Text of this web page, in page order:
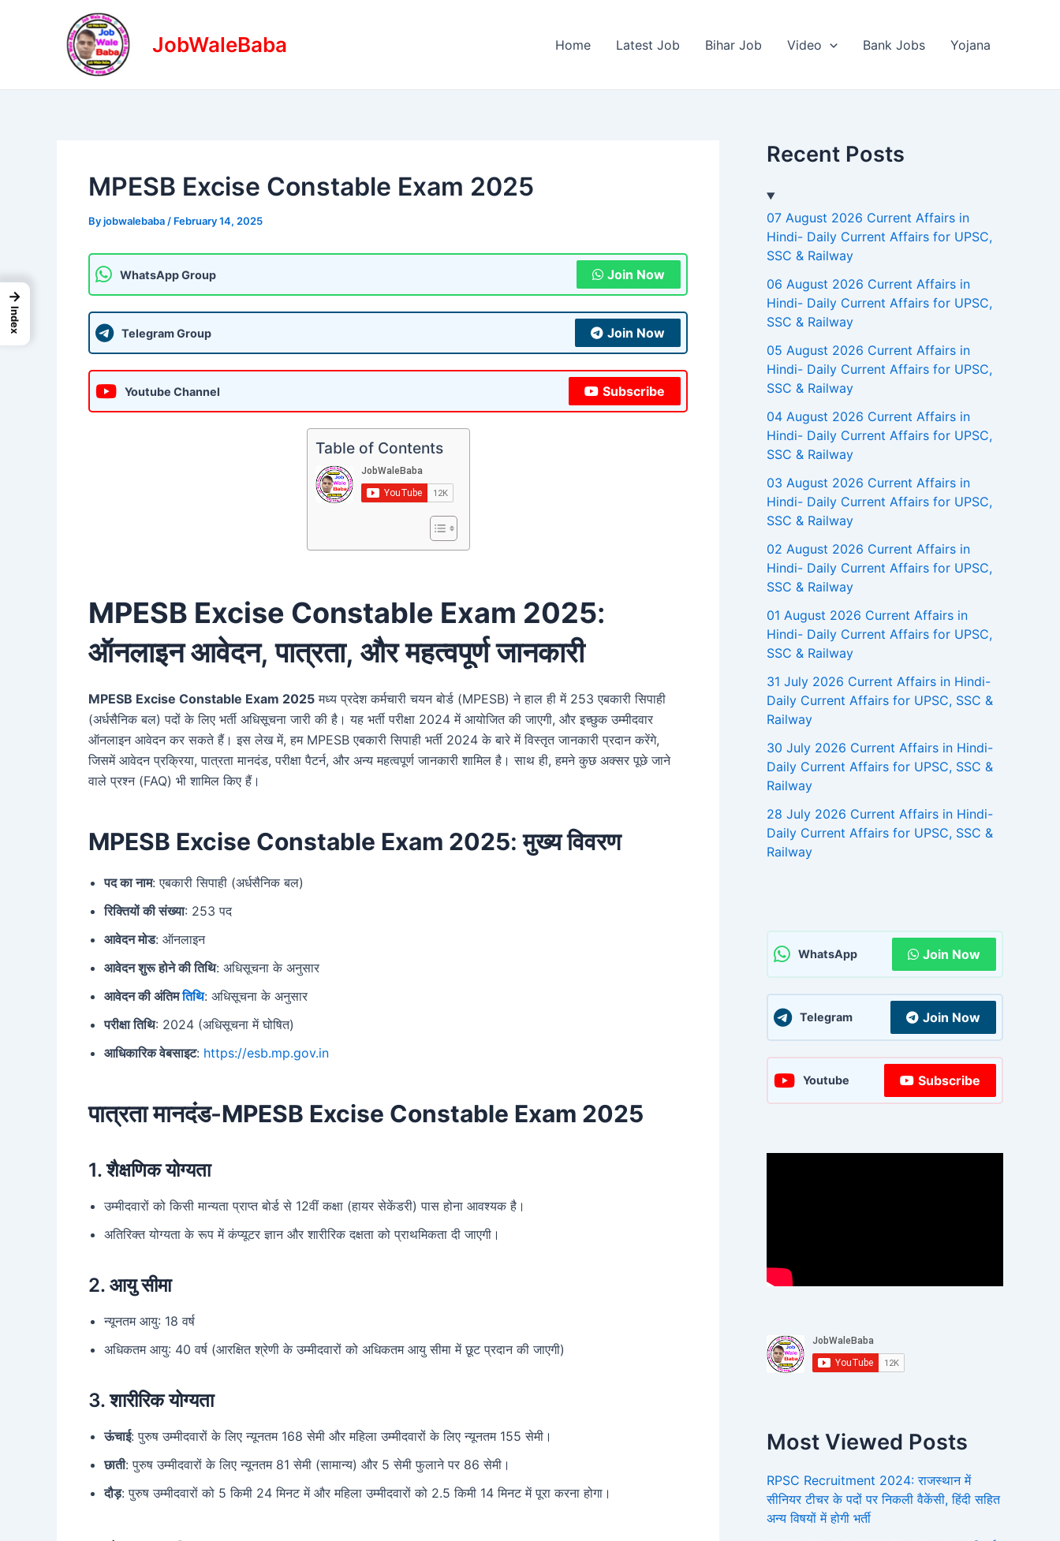
JobWaleBaba Home Latest Job Bihar Job Video Bank Jobs Yojana
MPESB Excise Constable Exam 2025
Byjobwalebaba / February 14, 2025
WhatsApp Group Join Now
Telegram Group Join Now
Youtube Channel Subscribe
Table of Contents
MPESB Excise Constable Exam 2025:
ऑनलाइन आवेदन, पात्रता, और महत्वपूर्ण जानकारी
MPESB Excise Constable Exam 2025 मध्य प्रदेश कर्मचारी चयन बोर्ड (MPESB) ने हाल ही में 253 एबकारी सिपाही
(अर्धसैनिक बल) पदों के लिए भर्ती अधिसूचना जारी की है। यह भर्ती परीक्षा 2024 में आयोजित की जाएगी, और इच्छुक उम्मीदवार
ऑनलाइन आवेदन कर सकते हैं। इस लेख में, हम MPESB एबकारी सिपाही भर्ती 2024 के बारे में विस्तृत जानकारी प्रदान करेंगे,
जिसमें आवेदन प्रक्रिया, पात्रता मानदंड, परीक्षा पैटर्न, और अन्य महत्वपूर्ण जानकारी शामिल है। साथ ही, हमने कुछ अक्सर पूछे जाने
वाले प्रश्न (FAQ) भी शामिल किए हैं।
MPESB Excise Constable Exam 2025: मुख्य विवरण
पद का नाम: एबकारी सिपाही (अर्धसैनिक बल)
रिक्तियों की संख्या: 253 पद
आवेदन मोड: ऑनलाइन
आवेदन शुरू होने की तिथि: अधिसूचना के अनुसार
आवेदन की अंतिमतिथि: अधिसूचना के अनुसार
परीक्षा तिथि: 2024 (अधिसूचना में घोषित)
आधिकारिक वेबसाइट: https://esb.mp.gov.in
पात्रता मानदंड-MPESB Excise Constable Exam 2025
1.शैक्षणिक योग्यता
उम्मीदवारों को किसी मान्यता प्राप्त बोर्ड से 12वीं कक्षा (हायर सेकेंडरी) पास होना आवश्यक है।
अतिरिक्त योग्यता के रूप में कंप्यूटर ज्ञान और शारीरिक दक्षता को प्राथमिकता दी जाएगी।
2. आयु सीमा
न्यूनतम आयु: 18 वर्ष
अधिकतम आयु: 40 वर्ष (आरक्षित श्रेणी के उम्मीदवारों को अधिकतम आयु सीमा में छूट प्रदान की जाएगी)
3.शारीरिक योग्यता
ऊंचाई: पुरुष उम्मीदवारों के लिए न्यूनतम 168 सेमी और महिला उम्मीदवारों के लिए न्यूनतम 155 सेमी।
छाती: पुरुष उम्मीदवारों के लिए न्यूनतम 81 सेमी (सामान्य) और 5 सेमी फुलाने पर 86 सेमी।
दौड़: पुरुष उम्मीदवारों को 5 किमी 24 मिनट में और महिला उम्मीदवारों को 2.5 किमी 14 मिनट में पूरा करना होगा।
navigation
Recent Posts
07 August 2026 Current Affairs in
Hindi- Daily Current Affairs for UPSC,
SSC & Railway
06 August 2026 Current Affairs in
Hindi- Daily Current Affairs for UPSC,
SSC & Railway
05 August 2026 Current Affairs in
Hindi- Daily Current Affairs for UPSC,
SSC & Railway
04 August 2026 Current Affairs in
Hindi- Daily Current Affairs for UPSC,
SSC & Railway
03 August 2026 Current Affairs in
Hindi- Daily Current Affairs for UPSC,
SSC & Railway
02 August 2026 Current Affairs in
Hindi- Daily Current Affairs for UPSC,
SSC & Railway
01 August 2026 Current Affairs in
Hindi- Daily Current Affairs for UPSC,
SSC & Railway
31 July 2026 Current Affairs in Hindi-
Daily Current Affairs for UPSC, SSC &
Railway
30 July 2026 Current Affairs in Hindi-
Daily Current Affairs for UPSC, SSC &
Railway
28 July 2026 Current Affairs in Hindi-
Daily Current Affairs for UPSC, SSC &
Railway
WhatsApp Join Now
Telegram Join Now
Youtube Subscribe
Most Viewed Posts
RPSC Recruitment 2024: राजस्थान में
सीनियर टीचर के पदों पर निकली वैकेंसी, हिंदी सहित
अन्य विषयों में होगी भर्ती
→
Index